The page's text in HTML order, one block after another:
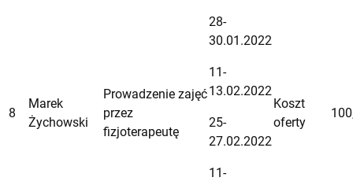
8
Marek
Żychowski
Prowadzenie zajęć
przez
fizjoterapeutę
28-
30.01.2022
11-
13.02.2022
25-
27.02.2022
11-
Koszt
oferty